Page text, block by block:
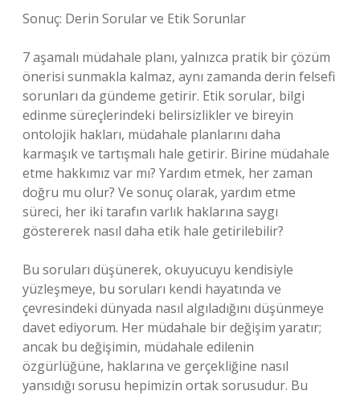
Sonuç: Derin Sorular ve Etik Sorunlar
7 aşamalı müdahale planı, yalnızca pratik bir çözüm
önerisi sunmakla kalmaz, aynı zamanda derin felsefi
sorunları da gündeme getirir. Etik sorular, bilgi
edinme süreçlerindeki belirsizlikler ve bireyin
ontolojik hakları, müdahale planlarını daha
karmaşık ve tartışmalı hale getirir. Birine müdahale
etme hakkımız var mı? Yardım etmek, her zaman
doğru mu olur? Ve sonuç olarak, yardım etme
süreci, her iki tarafın varlık haklarına saygı
göstererek nasıl daha etik hale getirilebilir?
Bu soruları düşünerek, okuyucuyu kendisiyle
yüzleşmeye, bu soruları kendi hayatında ve
çevresindeki dünyada nasıl algıladığını düşünmeye
davet ediyorum. Her müdahale bir değişim yaratır;
ancak bu değişimin, müdahale edilenin
özgürlüğüne, haklarına ve gerçekliğine nasıl
yansıdığı sorusu hepimizin ortak sorusudur. Bu